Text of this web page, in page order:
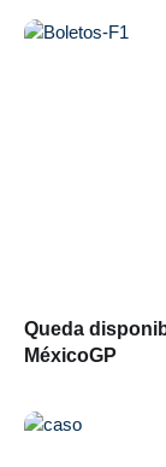
Queda
MéxicoGP